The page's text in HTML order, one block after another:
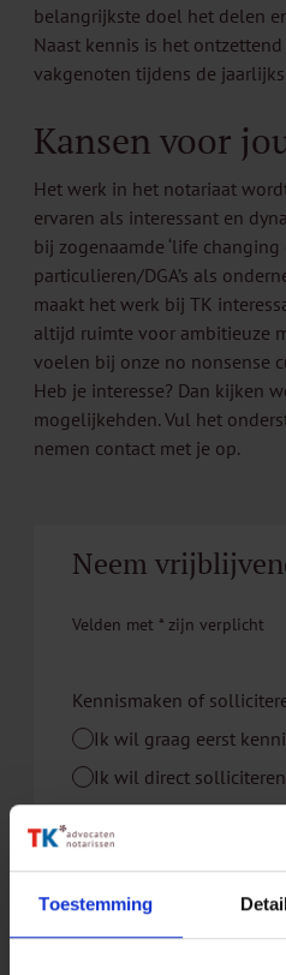
Toestemming
belangrijkste doel het delen
Naast kennis is het
vakgenoten tijdens de
Kansen voor
Het werk in het notariaat
ervaren als interessant en
bij zogenaamde ‘life changing
particulieren/DGA’s als
maakt het werk bij TK
altijd ruimte voor ambitieuze
voelen bij onze no nonsense
Heb je interesse? Dan kijken
mogelijkehden. Vul het
nemen contact met je op.
Neem
Velden met * zijn verplicht
Kennismaken of
Ik wil graag eerst
Ik wil direct solliciteren
Voornaam
*